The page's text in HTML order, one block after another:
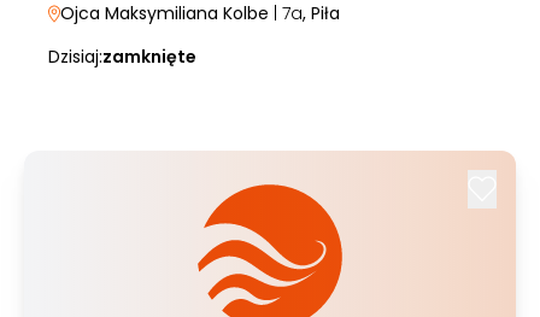
Ojca Maksymiliana Kolbe | 7a, Piła
Dzisiaj:zamknięte